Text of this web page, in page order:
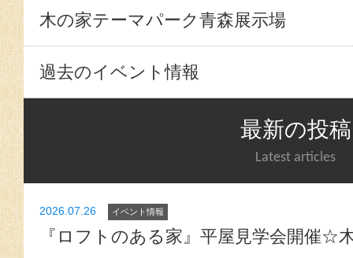
木の家テーマパーク青森展示場
過去のイベント情報
最新の投稿
Latest articles
2026.07.26 イベント情報
『ロフトのある家』平屋見学会開催☆